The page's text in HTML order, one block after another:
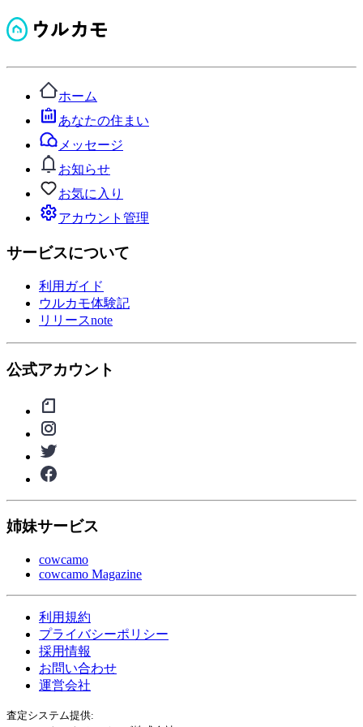
ホーム
あなたの住まい
メッセージ
お知らせ
お気に入り
アカウント管理
サービスについて
利用ガイド
ウルカモ体験記
リリースnote
公式アカウント
姉妹サービス
cowcamo
cowcamo Magazine
利用規約
プライバシーポリシー
採用情報
お問い合わせ
運営会社
査定システム提供: